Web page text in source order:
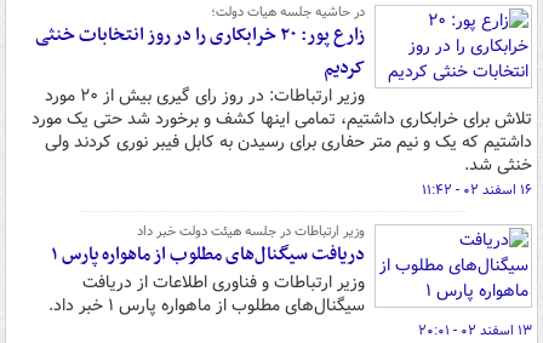
در حاشیه جلسه هیات دولت؛
زارع پور: ۲۰ خرابکاری را در روز انتخابات خنثی
کردیم
وزیر ارتباطات: در روز رای گیری بیش از ۲۰ مورد
تلاش برای خرابکاری داشتیم، تمامی اینها کشف و برخورد شد حتی یک مورد
داشتیم که یک و نیم متر حفاری برای رسیدن به کابل فیبر نوری کردند ولی
خنثی شد.
۱۶ اسفند ۰۲ - ۱۱:۴۲
وزیر ارتباطات در جلسه هیئت دولت خبر داد
دریافت سیگنال‌های مطلوب از ماهواره پارس ۱
وزیر ارتباطات و فناوری اطلاعات از دریافت
سیگنال‌های مطلوب از ماهواره پارس ۱ خبر داد.
۱۳ اسفند ۰۲ - ۲۰:۰۱